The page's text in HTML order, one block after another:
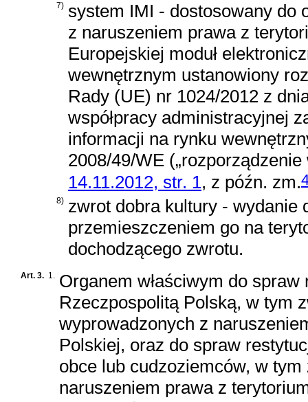
7) system IMI - dostosowany do
z naruszeniem prawa z
Europejskiej moduł
wewnętrznym ustanowiony
Rady (UE) nr 1024/2012 z
współpracy administracyjnej
informacji na rynku
2008/49/WE
14.11.2012, str. 1, z późn. zm.
8) zwrot dobra kultury - wydanie
przemieszczeniem go na
dochodzącego zwrotu.
Art. 3. 1.
Organem właściwym do
Rzeczpospolitą Polską, w tym
wyprowadzonych z
Polskiej, oraz do spraw
obce lub cudzoziemców, w
naruszeniem prawa z